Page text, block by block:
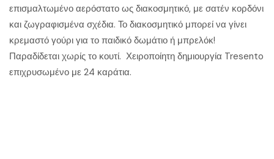
επισμαλτωμένο αερόστατο ως διακοσμητικό, με σατέν κορδόνι
και ζωγραφισμένα σχέδια. Το διακοσμητικό μπορεί να γίνει
κρεμαστό γούρι για το παιδικό δωμάτιο ή μπρελόκ!
Παραδίδεται χωρίς το κουτί. Χειροποίητη δημιουργία Tresento
επιχρυσωμένο με 24 καράτια.